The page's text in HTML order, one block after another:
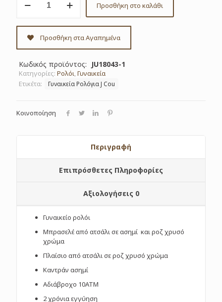
Ρολόι
1
ποσότητα
Προσθήκη στο καλάθι
Προσθήκη στα Αγαπημένα
Κωδικός προϊόντος: JU18043-1
Κατηγορίες: Ρολόι,Γυναικεία
Ετικέτα:
Γυναικεία Ρολόγια J Cou
Κοινοποίηση
Περιγραφή
Επιπρόσθετες Πληροφορίες
Αξιολογήσεις 0
Γυναικείο ρολόι
Μπρασελέ από ατσάλι σε ασημί και ροζ χρυσό
χρώμα
Πλαίσιο από ατσάλι σε ροζ χρυσό χρώμα
Καντράν ασημί
Αδιάβροχο 10ΑΤΜ
2 χρόνια εγγύηση